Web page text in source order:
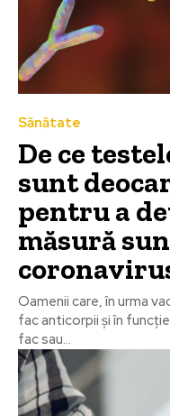
Sănătate
De ce
sunt
pentru a
măsură
Oamenii care, în urma
fac anticorpii și în
fac sau...